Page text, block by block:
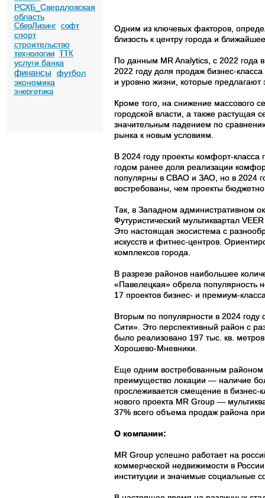
РСХБ_Свердловская
область
СберЛизинг софт
спорт
строительство
технологии ТТК
услуги банка
финансы
футбол
экономика
энергетика
Одним из ключевых факторов,
близость к центру города и
По данным MR Analytics, с 2022 года
2022 году доля продаж бизнес-
и уровню жизни, которые
Кроме того, на снижение массового
городской власти, а также растущая
значительным падением по
рынка к новым условиям.
В 2024 году проекты комфорт-
годом ранее доля реализации
популярны в СВАО и ЗАО, но в 2024
востребованы, чем проекты
Так, в Западном административном
Футуристический мультиквартал
Это настоящая экосистема с
искусств и фитнес-центров.
комплексов города.
В разрезе районов наибольшее
«Павелецкая» обрела популярность
17 проектов бизнес- и премиум-
Вторым по популярности в 2024
Сити». Это перспективный район с
было реализовано 197 тыс. кв.
Хорошево-Мневники.
Еще одним востребованным районом
преимущество локации — наличие
прослеживается смещение в бизнес-
нового проекта MR Group —
37% всего объема продаж района
О компании:
MR Group успешно работает на
коммерческой недвижимости в
институции и значимые социальные